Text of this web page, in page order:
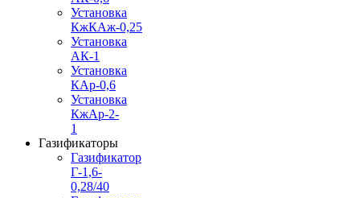
Установка
КжКАж-0,25
Установка
АК-1
Установка
КАр-0,6
Установка
КжАр-2-
1
Газификаторы
Газификатор
Г-1,6-
0,28/40